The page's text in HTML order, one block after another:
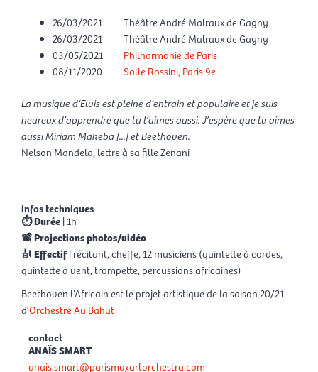
26/03/2021
Théâtre André Malraux de Gagny
26/03/2021
Théâtre André Malraux de Gagny
03/05/2021
Philharmonie de Paris
08/11/2020
Salle Rossini, Paris 9e
La musique d‘Elvis est pleine d’entrain et populaire et je suis
heureux d’apprendre que tu l’aimes aussi. J’espère que tu aimes
aussi Miriam Makeba [...] et Beethoven.
Nelson Mandela, lettre à sa fille Zenani
Birane Ba
infos techniques
⏱ Durée| 1h
📽 Projections photos/vidéo
🎻 Effectif| récitant, cheffe, 12 musiciens (quintette à cordes,
quintette à vent, trompette, percussions africaines)
Beethoven l’Africain est le projet artistique de la saison 20/21
d’Orchestre Au Bahut
contact
ANAÏS SMART
anais.smart@parismozartorchestra.com